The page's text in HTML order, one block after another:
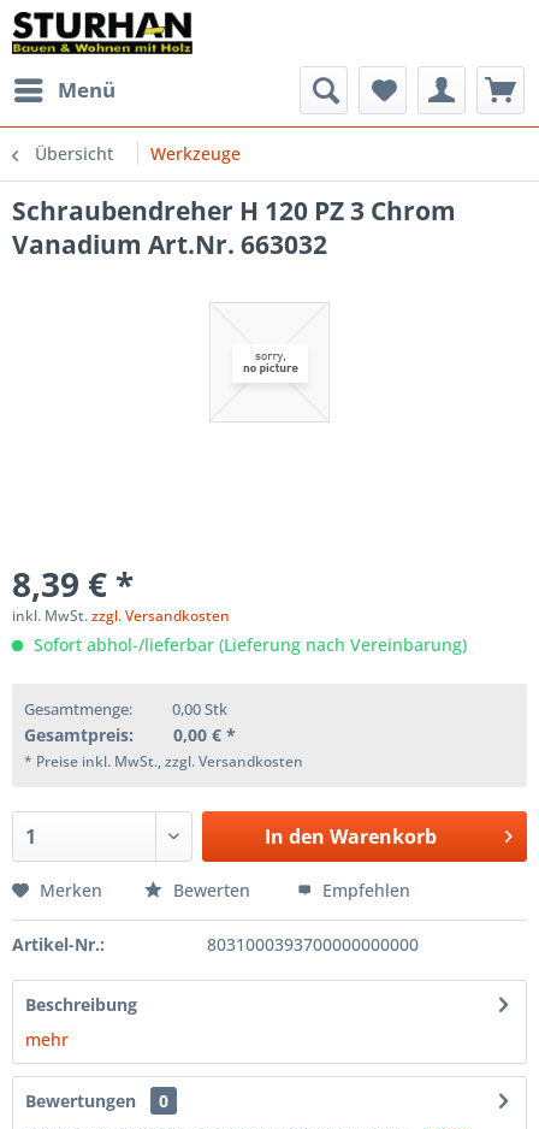
Menü
Übersicht Werkzeuge
Schraubendreher H 120 PZ 3 Chrom
Vanadium Art.Nr. 663032
8,39 € *
inkl. MwSt.zzgl. Versandkosten
Sofort abhol-/lieferbar (Lieferung nach Vereinbarung)
Gesamtmenge: 0,00Stk
Gesamtpreis: 0,00 € *
* Preise inkl. MwSt., zzgl. Versandkosten
In den Warenkorb
Merken Bewerten Empfehlen
Artikel-Nr.: 8031000393700000000000
Beschreibung
mehr
Bewertungen
0